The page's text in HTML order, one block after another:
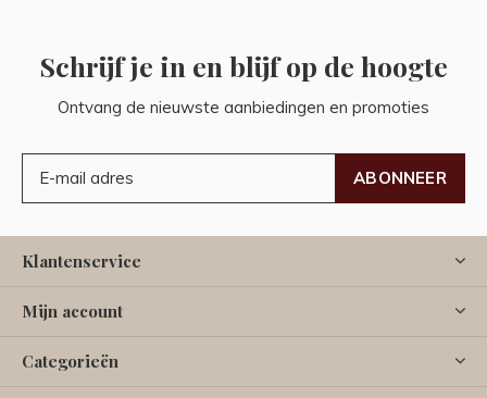
Schrijf je in en blijf op de hoogte
Ontvang de nieuwste aanbiedingen en promoties
ABONNEER
Klantenservice
Mijn account
Categorieën